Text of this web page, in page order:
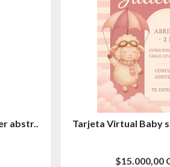
abstr.. Tarjeta Virtual Baby
$15.000,00